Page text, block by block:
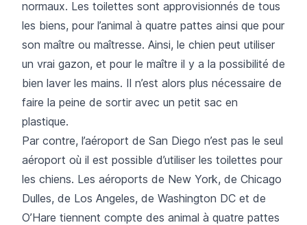
normaux. Les toilettes sont approvisionnés de tous
les biens, pour l’animal à quatre pattes ainsi que pour
son maître ou maîtresse. Ainsi, le chien peut utiliser
un vrai gazon, et pour le maître il y a la possibilité de
bien laver les mains. Il n’est alors plus nécessaire de
faire la peine de sortir avec un petit sac en
plastique.
Par contre, l’aéroport de San Diego n’est pas le seul
aéroport où il est possible d’utiliser les toilettes pour
les chiens. Les aéroports de New York, de Chicago
Dulles, de Los Angeles, de Washington DC et de
O’Hare tiennent compte des animal à quatre pattes